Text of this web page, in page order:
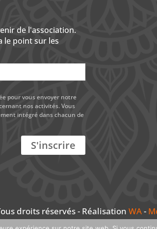
de l'association.
le point sur les
pour vous envoyer notre
nos activités. Vous
intégré dans chacun de
droits réservés - RéalisationWA-